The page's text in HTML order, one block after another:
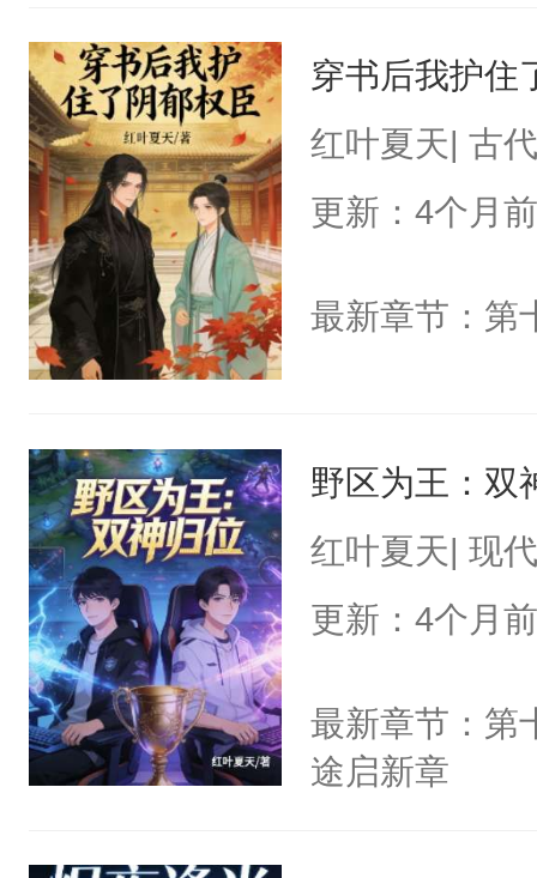
穿书后我护住
红叶夏天| 古
更新：4个月前
最新章节：第
野区为王：双
红叶夏天| 现
更新：4个月前
最新章节：第
途启新章